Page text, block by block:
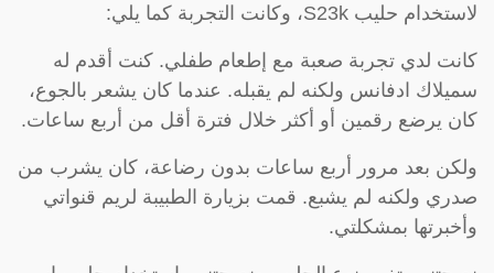
لاستخدام حليب S23k، وكانت التجربة كما يلي:
كانت لدي تجربة صعبة مع إطعام طفلي. كنت أقدم له
سميلاك ادفانس ولكنه لم يقبله. عندما كان يشعر بالجوع،
كان يرضع رقمين أو أكثر خلال فترة أقل من أربع ساعات.
ولكن بعد مرور أربع ساعات بدون رضاعة، كان يشرب من
صدري ولكنه لم يشبع. قمت بزيارة الطبيبة لريم قنواتي
وأخبرتها بمشكلتي.